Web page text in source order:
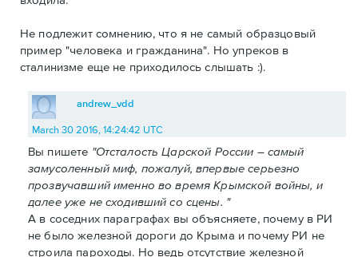
Не подлежит сомнению, что я не самый образцовый
пример "человека и гражданина". Но упреков в
сталинизме еще не приходилось слышать :).
andrew_vdd
March 30 2016, 14:24:42 UTC
Вы пишете "Отсталость Царской России – самый
замусоленный миф, пожалуй, впервые серьезно
прозвучавший именно во время Крымской войны, и
далее уже не сходивший со сцены. "
А в соседних параграфах вы объясняете, почему в РИ
не было железной дороги до Крыма и почему РИ не
строила пароходы. Но ведь отсутствие железной